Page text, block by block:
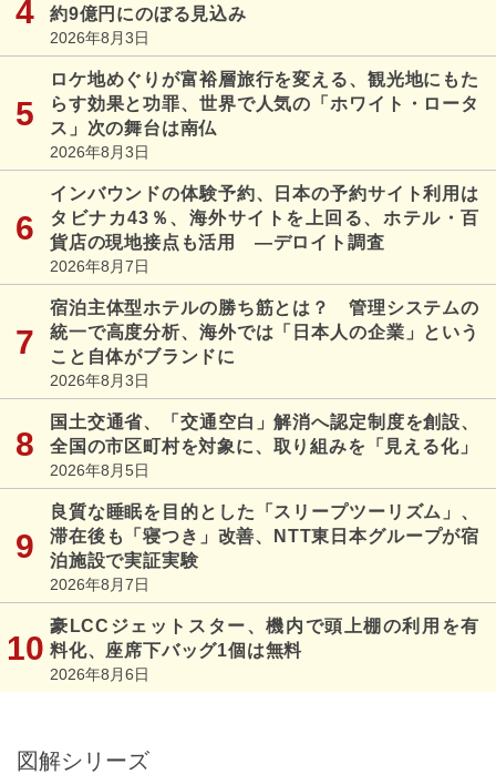
約9億円にのぼる見込み
2026年8月3日
ロケ地めぐりが富裕層旅行を変える、観光地にもた
らす効果と功罪、世界で人気の「ホワイト・ロータ
ス」次の舞台は南仏
2026年8月3日
インバウンドの体験予約、日本の予約サイト利用は
タビナカ43％、海外サイトを上回る、ホテル・百
貨店の現地接点も活用 ―デロイト調査
2026年8月7日
宿泊主体型ホテルの勝ち筋とは？ 管理システムの
統一で高度分析、海外では「日本人の企業」という
こと自体がブランドに
2026年8月3日
国土交通省、「交通空白」解消へ認定制度を創設、
全国の市区町村を対象に、取り組みを「見える化」
2026年8月5日
良質な睡眠を目的とした「スリープツーリズム」、
滞在後も「寝つき」改善、NTT東日本グループが宿
泊施設で実証実験
2026年8月7日
豪LCCジェットスター、機内で頭上棚の利用を有
料化、座席下バッグ1個は無料
2026年8月6日
図解シリーズ